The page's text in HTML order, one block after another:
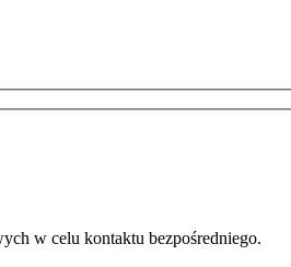
w celu kontaktu bezpośredniego.